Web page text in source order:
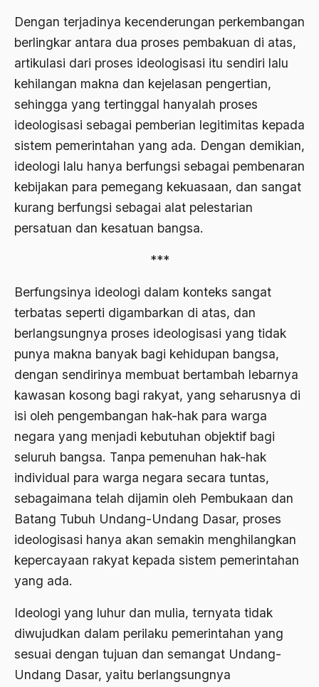
Dengan terjadinya kecenderungan perkembangan
berlingkar antara dua proses pembakuan di atas,
artikulasi dari proses ideologisasi itu sendiri lalu
kehilangan makna dan kejelasan pengertian,
sehingga yang tertinggal hanyalah proses
ideologisasi sebagai pemberian legitimitas kepada
sistem pemerintahan yang ada. Dengan demikian,
ideologi lalu hanya berfungsi sebagai pembenaran
kebijakan para pemegang kekuasaan, dan sangat
kurang berfungsi sebagai alat pelestarian
persatuan dan kesatuan bangsa.
***
Berfungsinya ideologi dalam konteks sangat
terbatas seperti digambarkan di atas, dan
berlangsungnya proses ideologisasi yang tidak
punya makna banyak bagi kehidupan bangsa,
dengan sendirinya membuat bertambah lebarnya
kawasan kosong bagi rakyat, yang seharusnya di
isi oleh pengembangan hak-hak para warga
negara yang menjadi kebutuhan objektif bagi
seluruh bangsa. Tanpa pemenuhan hak-hak
individual para warga negara secara tuntas,
sebagaimana telah dijamin oleh Pembukaan dan
Batang Tubuh Undang-Undang Dasar, proses
ideologisasi hanya akan semakin menghilangkan
kepercayaan rakyat kepada sistem pemerintahan
yang ada.
Ideologi yang luhur dan mulia, ternyata tidak
diwujudkan dalam perilaku pemerintahan yang
sesuai dengan tujuan dan semangat Undang-
Undang Dasar, yaitu berlangsungnya
Bharatiya Janatha Party
Bhineka Tunggal Ika
Bhinneka Tunggal Ika
biaya
Bid'ah Phoby
Bidan NU
Bidang Budaya dan Sastra
Bidang Kebudayaan
Bidang Niaga
Bidang Sejarah
Bill Clinton
Bio-mass
Biografi
Biografi Kiai Bisri Syansuri
birokrasi
Birokrasi Agama
Birokrasi Pemerintah
Birokrasi Politik
Birokrasi Sosialis
Birokrat
Birokrat Islam
Birokratis
birokratisasi
Bis Kota